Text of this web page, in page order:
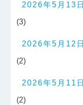
2026年5月13日
(3)
2026年5月12日
(2)
2026年5月11日
(2)